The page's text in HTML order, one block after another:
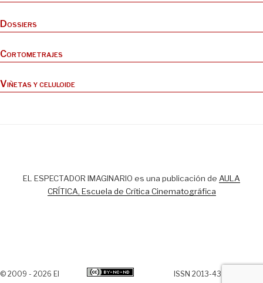
Dossiers
Cortometrajes
Viñetas y celuloide
EL ESPECTADOR IMAGINARIO es una publicación de AULA
CRÍTICA, Escuela de Crítica Cinematográfica
© 2009 - 2026 El ISSN 2013-438X